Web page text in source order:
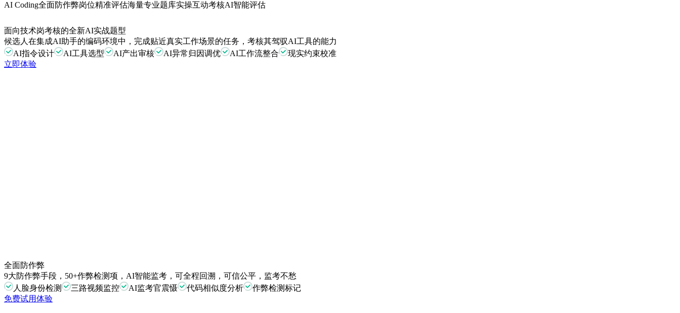
AI Coding全面防作弊岗位精准评估海量专业题库实操互动考核AI智能评估
面向技术岗考核的全新AI实战题型
候选人在集成AI助手的编码环境中，完成贴近真实工作场景的任务，考核其驾驭AI工具的能力
AI指令设计
AI工具选型 AI产出审核 AI异常归因调优 AI工作流整合
现实约束校准
立即体验
全面防作弊
9大防作弊手段，50+作弊检测项，AI智能监考，可全程回溯，可信公平，监考不愁
人脸身份检测
三路视频监控 AI监考官震慑 代码相似度分析
作弊检测标记
免费试用体验